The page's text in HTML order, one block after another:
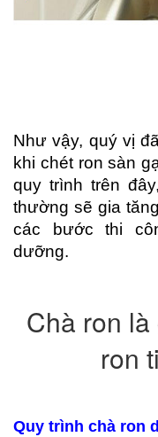
Như vậy, quý vị
khi chét ron sàn
quy trình trên
thường sẽ gia
các bước thi
dưỡng.
Chà ron
ron
Quy trình chà ron